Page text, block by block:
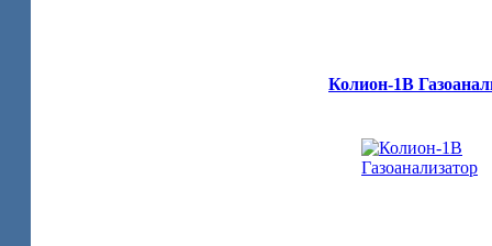
Колион-1В